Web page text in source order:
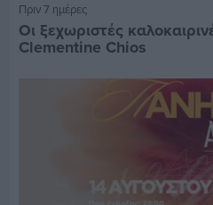
Πριν 7 ημέρες
Οι ξεχωριστές
Clementine Chios